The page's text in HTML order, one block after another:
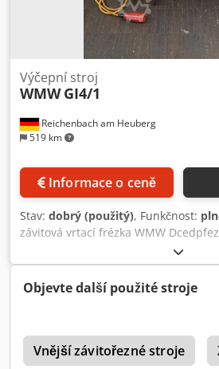
Reichenbach am Heuberg
519 km
Výčepní stroj
WMW GI4/1
Informace o ceně
Stav: dobrý (použitý), Funkčnost:
závitová vrtací frézka WMW
chladicím zařízením Stroj lze
Objevte další použité stroje
Vnější závitořezné stroje